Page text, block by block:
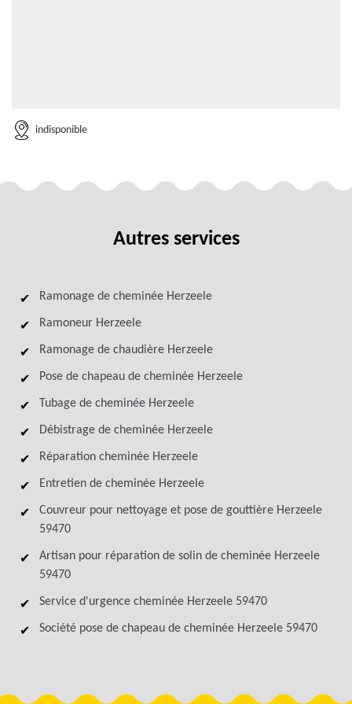
indisponible
Autres services
Ramonage de cheminée Herzeele
Ramoneur Herzeele
Ramonage de chaudière Herzeele
Pose de chapeau de cheminée Herzeele
Tubage de cheminée Herzeele
Débistrage de cheminée Herzeele
Réparation cheminée Herzeele
Entretien de cheminée Herzeele
Couvreur pour nettoyage et pose de gouttière Herzeele
59470
Artisan pour réparation de solin de cheminée Herzeele
59470
Service d'urgence cheminée Herzeele 59470
Société pose de chapeau de cheminée Herzeele 59470